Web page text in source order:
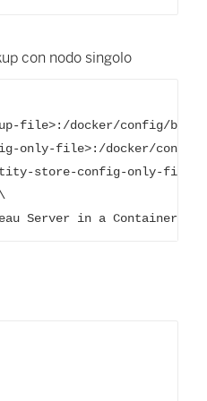
con nodo singolo
file>:/docker/config/
only-file>:/docker/
store-config-only-
Server in a Container